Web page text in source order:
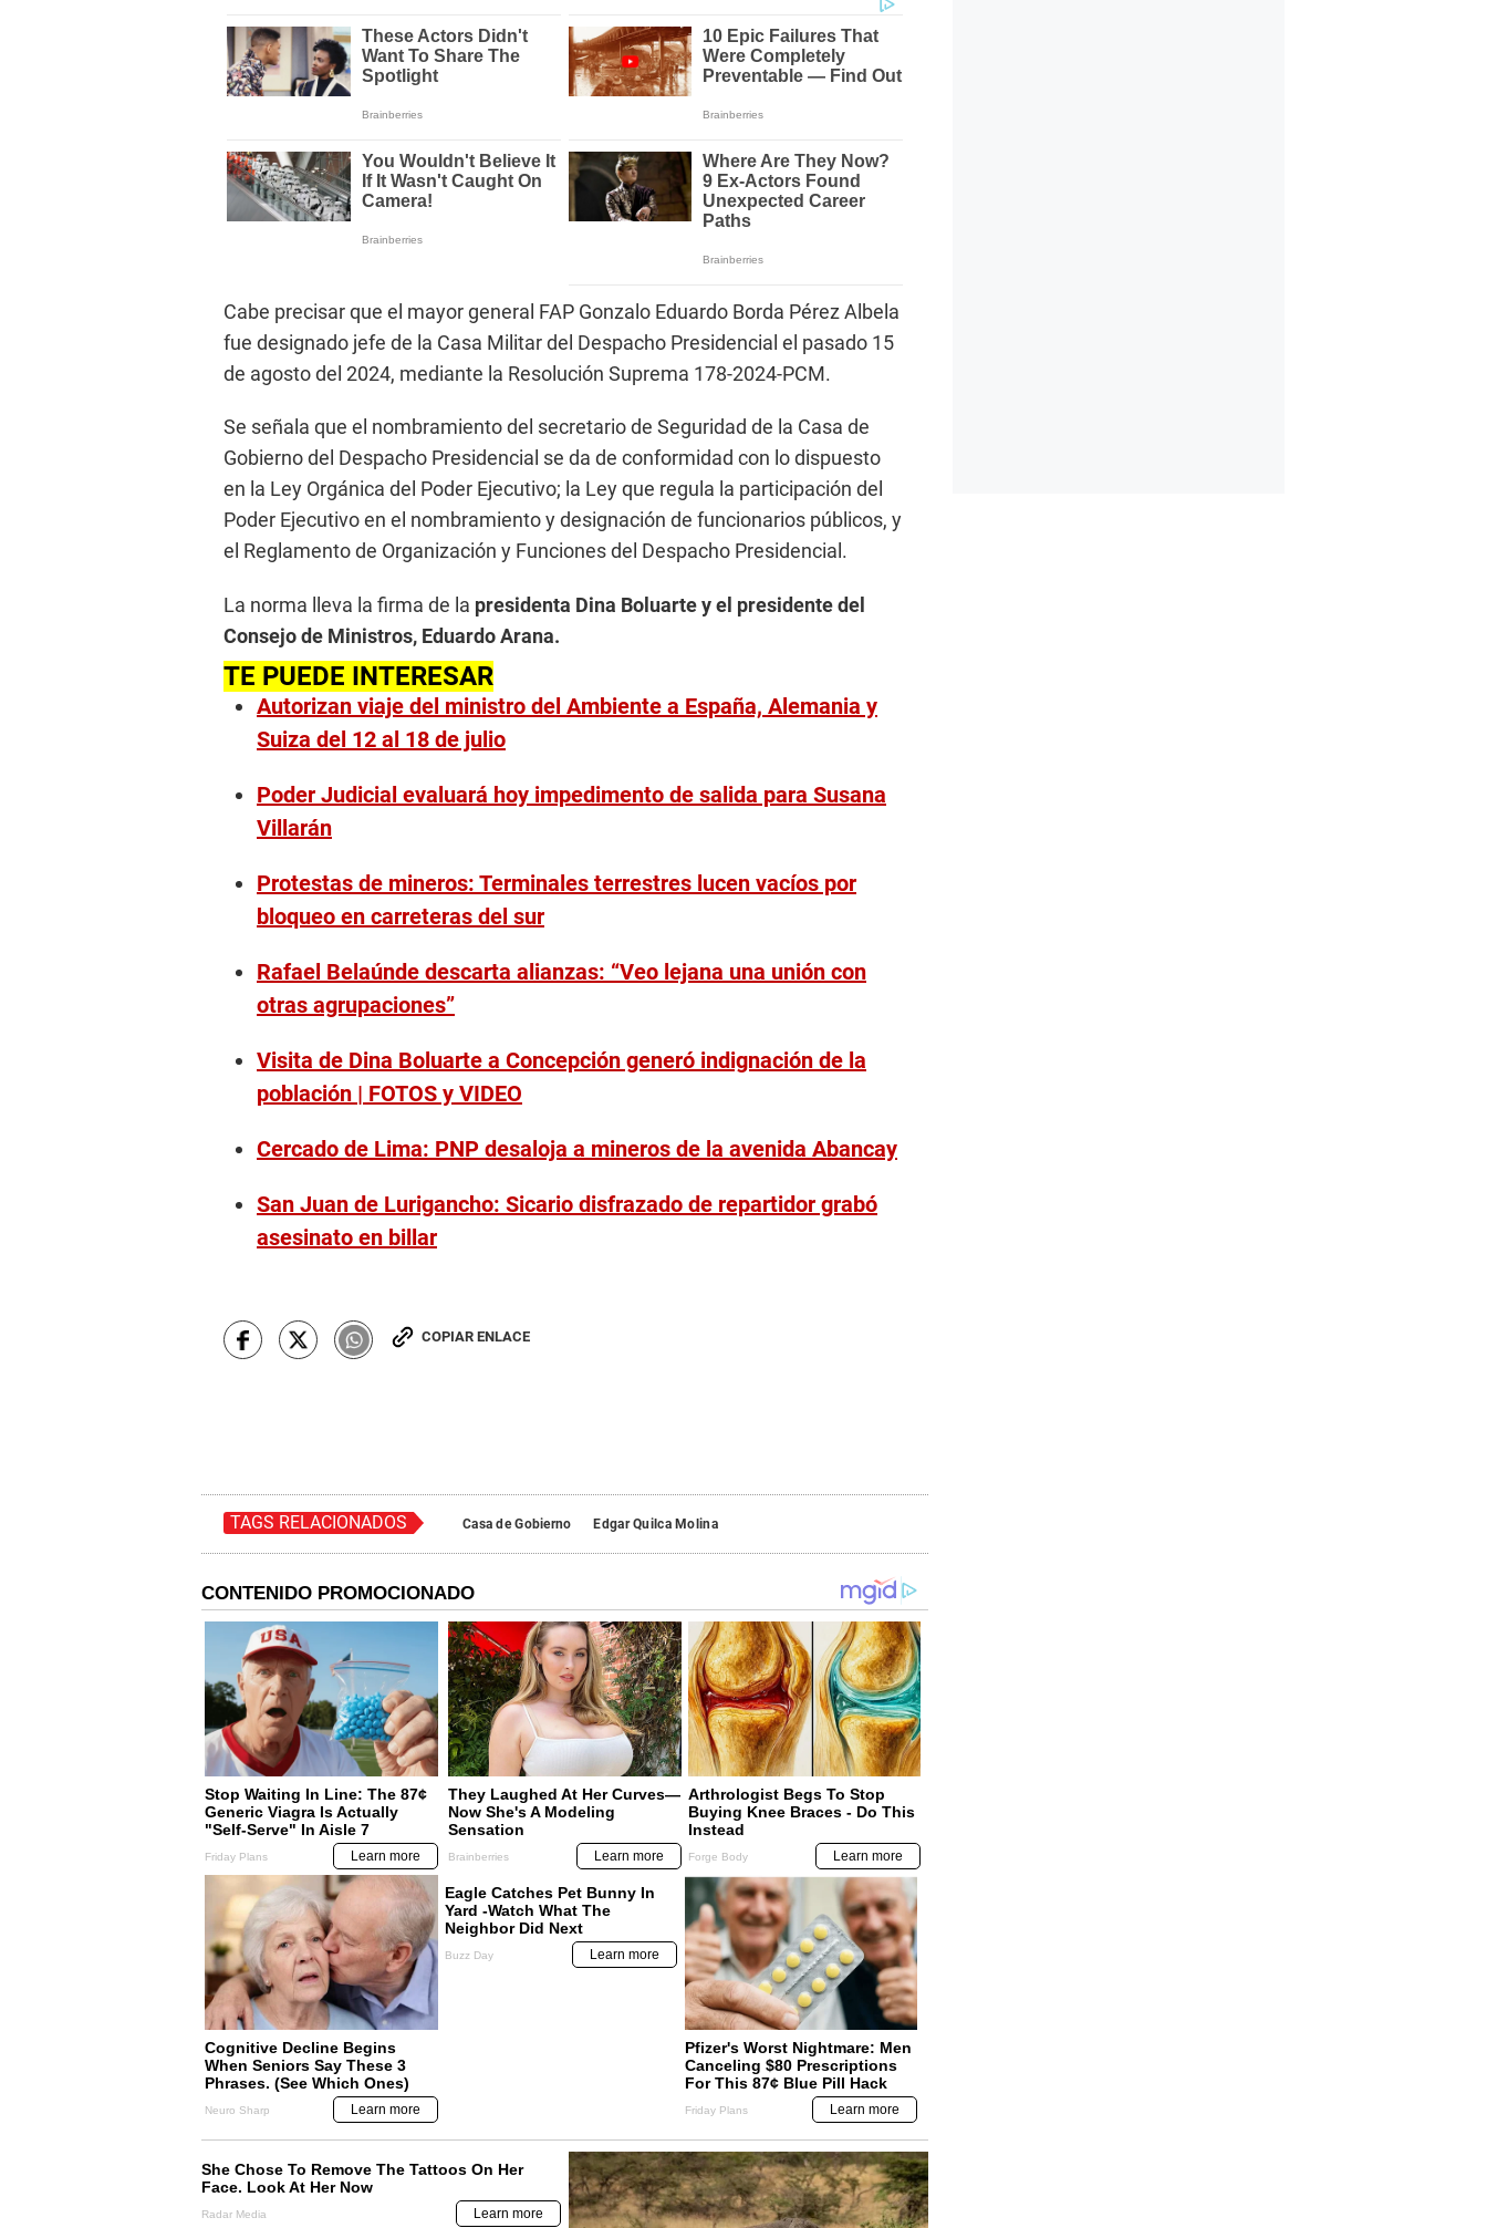
Cabe precisar que el mayor general FAP Gonzalo Eduardo Borda Pérez Albela
fue designado jefe de la Casa Militar del Despacho Presidencial el pasado 15
de agosto del 2024, mediante la Resolución Suprema 178-2024-PCM.
Se señala que el nombramiento del secretario de Seguridad de la Casa de
Gobierno del Despacho Presidencial se da de conformidad con lo dispuesto
en la Ley Orgánica del Poder Ejecutivo; la Ley que regula la participación del
Poder Ejecutivo en el nombramiento y designación de funcionarios públicos, y
el Reglamento de Organización y Funciones del Despacho Presidencial.
La norma lleva la firma de la presidenta Dina Boluarte y el presidente del
Consejo de Ministros, Eduardo Arana.
TE PUEDE INTERESAR
Autorizan viaje del ministro del Ambiente a España, Alemania y
Suiza del 12 al 18 de julio
Poder Judicial evaluará hoy impedimento de salida para Susana
Villarán
Protestas de mineros: Terminales terrestres lucen vacíos por
bloqueo en carreteras del sur
Rafael Belaúnde descarta alianzas: “Veo lejana una unión con
otras agrupaciones”
Visita de Dina Boluarte a Concepción generó indignación de la
población | FOTOS y VIDEO
Cercado de Lima: PNP desaloja a mineros de la avenida Abancay
San Juan de Lurigancho: Sicario disfrazado de repartidor grabó
asesinato en billar
COPIAR ENLACE
TAGS RELACIONADOS Casa de Gobierno Edgar Quilca Molina